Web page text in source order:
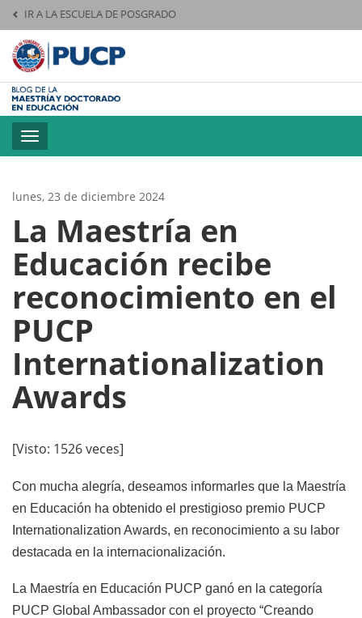
IR A LA ESCUELA DE POSGRADO
Pontificia
Toggle
navigation
lunes, 23 de diciembre 2024
La Maestría en
Educación recibe
reconocimiento en el
PUCP
Internationalization
Awards
[Visto: 1526 veces]
Con mucha alegría, deseamos informarles que la Maestría
en Educación ha obtenido el prestigioso premio PUCP
Internationalization Awards, en reconocimiento a su labor
destacada en la internacionalización.
La Maestría en Educación PUCP ganó en la categoría
PUCP Global Ambassador con el proyecto “Creando